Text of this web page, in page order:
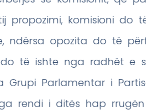
propozimi, komisioni do
ndërsa opozita do të
të ishte nga radhët e
Grupi Parlamentar i
rendi i ditës hap